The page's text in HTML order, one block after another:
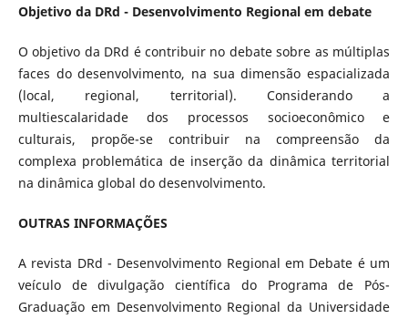
Objetivo da DRd - Desenvolvimento Regional em debate
O objetivo da DRd é contribuir no debate sobre as múltiplas
faces do desenvolvimento, na sua dimensão espacializada
(local, regional, territorial). Considerando a
multiescalaridade dos processos socioeconômico e
culturais, propõe-se contribuir na compreensão da
complexa problemática de inserção da dinâmica territorial
na dinâmica global do desenvolvimento.
OUTRAS INFORMAÇÕES
A revista DRd - Desenvolvimento Regional em Debate é um
veículo de divulgação científica do Programa de Pós-
Graduação em Desenvolvimento Regional da Universidade